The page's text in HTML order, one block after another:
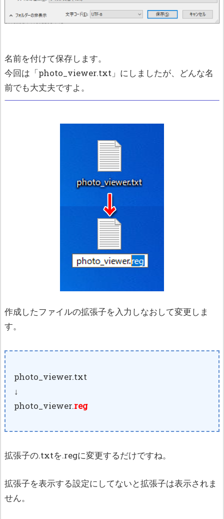
名前を付けて保存します。
今回は「photo_viewer.txt」にしましたが、どんな名
前でも大丈夫ですよ。
作成したファイルの拡張子を入力しなおして変更しま
す。
photo_viewer.txt
↓
photo_viewer.reg
拡張子の.txtを.regに変更するだけですね。
拡張子を表示する設定にしてないと拡張子は表示されま
せん。